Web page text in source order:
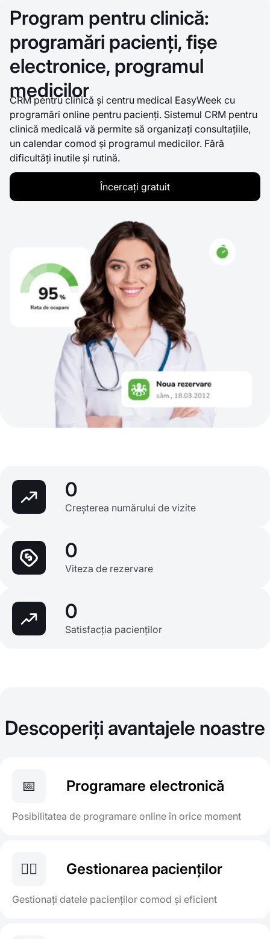
Program pentru clinică:
programări pacienți, fișe
electronice, programul
medicilor
CRM pentru clinică și centru medical EasyWeek cu
programări online pentru pacienți. Sistemul CRM pentru
clinică medicală vă permite să organizați consultațiile,
un calendar comod și programul medicilor. Fără
dificultăți inutile și rutină.
Încercați gratuit
0
Creșterea numărului de vizite
0
Viteza de rezervare
0
Satisfacția pacienților
Descoperiți avantajele noastre
📅 Programare electronică
Posibilitatea de programare online în orice moment
👨‍⚕️ Gestionarea pacienților
Gestionați datele pacienților comod și eficient